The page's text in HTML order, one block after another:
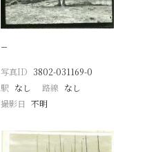
−
写真ID 3802-031169-0
駅 なし 路線 なし
撮影日 不明